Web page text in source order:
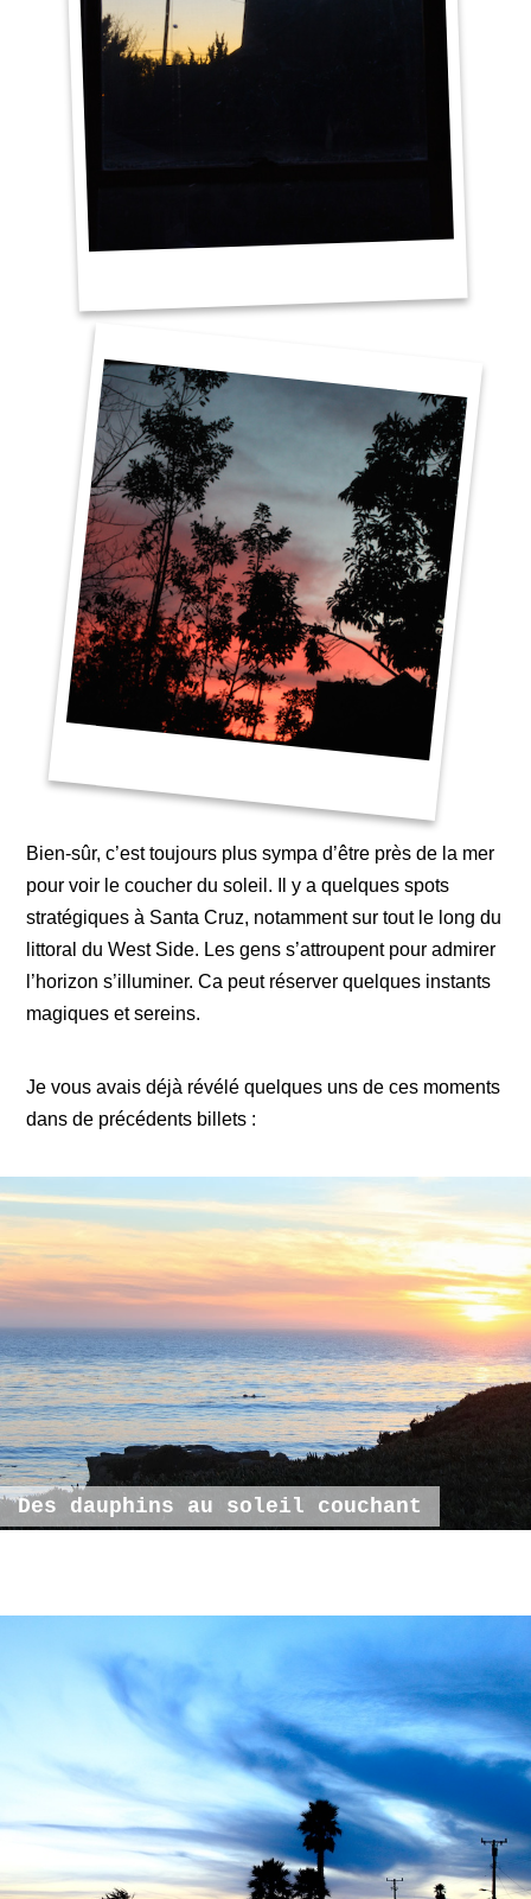
Bien-sûr, c’est toujours plus sympa d’être près de la mer
pour voir le coucher du soleil. Il y a quelques spots
stratégiques à Santa Cruz, notamment sur tout le long du
littoral du West Side. Les gens s’attroupent pour admirer
l’horizon s’illuminer. Ca peut réserver quelques instants
magiques et sereins.
Je vous avais déjà révélé quelques uns de ces moments
dans de précédents billets :
Des dauphins au soleil couchant